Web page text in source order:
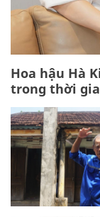
Hoa hậu Hà
trong thời